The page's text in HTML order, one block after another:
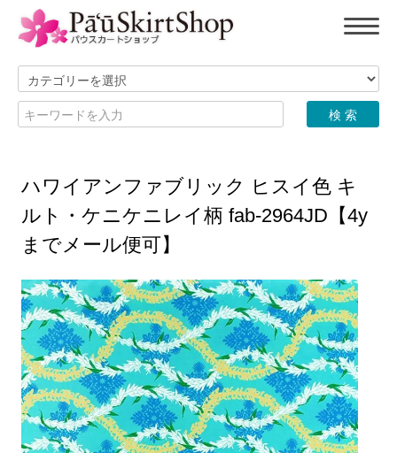
ハワイアンファブリック ヒスイ色 キ
ルト・ケニケニレイ柄 fab-2964JD【4y
までメール便可】